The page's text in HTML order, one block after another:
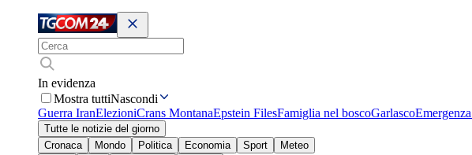
In evidenza
Mostra tuttiNascondi
Guerra IranElezioniCrans MontanaEpstein FilesFamiglia nel boscoGarlasco
Tutte le notizie del giorno
Cronaca
Mondo Politica Economia Sport
Meteo